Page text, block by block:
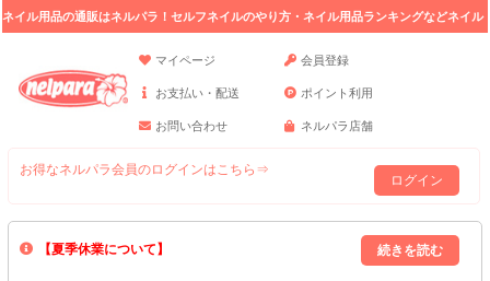
ネイル用品の通販はネルパラ！セルフネイルのやり方・ネイル用品ランキングなどネイル
マイページ
会員登録
お支払い・配送 ポイント利用
お問い合わせ ネルパラ店舗
お得なネルパラ会員のログインはこちら⇒
ログイン
【夏季休業について】